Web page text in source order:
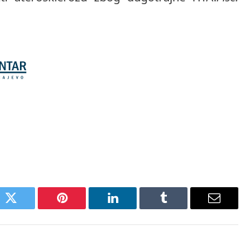
Twitter Pinterest LinkedIn Tumblr Email